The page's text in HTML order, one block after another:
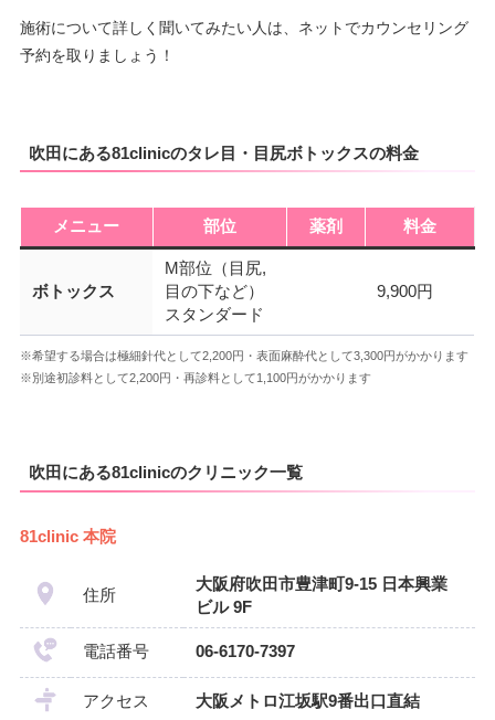
施術について詳しく聞いてみたい人は、ネットでカウンセリング
予約を取りましょう！
吹田にある81clinicのタレ目・目尻ボトックスの料金
メニュー 部位 薬剤 料金
ボトックス
M部位（目尻,
目の下など）
スタンダード
9,900円
※希望する場合は極細針代として2,200円・表面麻酔代として3,300円がかかります
※別途初診料として2,200円・再診料として1,100円がかかります
吹田にある81clinicのクリニック一覧
81clinic 本院
住所
大阪府吹田市豊津町9-15 日本興業
ビル 9F
電話番号 06-6170-7397
アクセス 大阪メトロ江坂駅9番出口直結